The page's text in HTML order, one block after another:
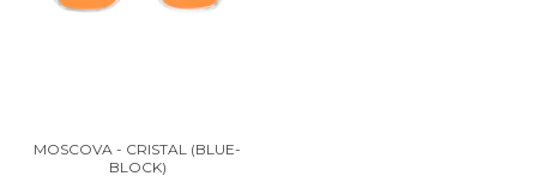
MOSCOVA - CRISTAL (BLUE-
BLOCK)